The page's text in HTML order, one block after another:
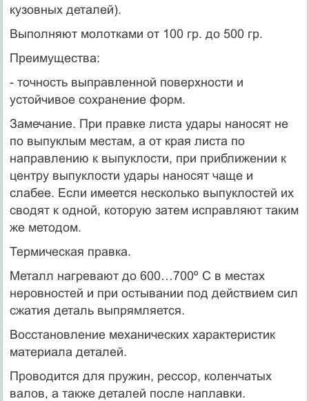
кузовных деталей).
Выполняют молотками от 100 гр. до 500 гр.
Преимущества:
- точность выправленной поверхности и
устойчивое сохранение форм.
Замечание. При правке листа удары наносят не
по выпуклым местам, а от края листа по
направлению к выпуклости, при приближении к
центру выпуклости удары наносят чаще и
слабее. Если имеется несколько выпуклостей их
сводят к одной, которую затем исправляют таким
же методом.
Термическая правка.
Металл нагревают до 600…700º С в местах
неровностей и при остывании под действием сил
сжатия деталь выпрямляется.
Восстановление механических характеристик
материала деталей.
Проводится для пружин, рессор, коленчатых
валов, а также деталей после наплавки.